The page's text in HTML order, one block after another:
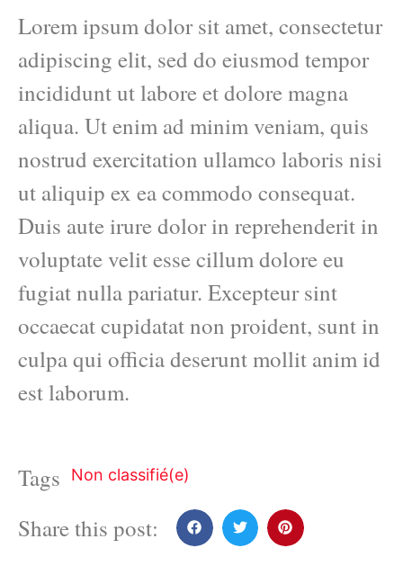
Lorem ipsum dolor sit amet, consectetur
adipiscing elit, sed do eiusmod tempor
incididunt ut labore et dolore magna
aliqua. Ut enim ad minim veniam, quis
nostrud exercitation ullamco laboris nisi
ut aliquip ex ea commodo consequat.
Duis aute irure dolor in reprehenderit in
voluptate velit esse cillum dolore eu
fugiat nulla pariatur. Excepteur sint
occaecat cupidatat non proident, sunt in
culpa qui officia deserunt mollit anim id
est laborum.
Tags Non classifié(e)
Share this post: